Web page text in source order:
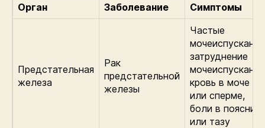
Орган Заболевание Симптомы
Предстательная
железа
Рак
предстательной
железы
Частые
затруднение
кровь в моче
или сперме,
боли в
или тазу